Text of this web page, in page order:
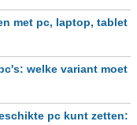
met pc, laptop, tablet
welke variant moet
pc kunt zetten: